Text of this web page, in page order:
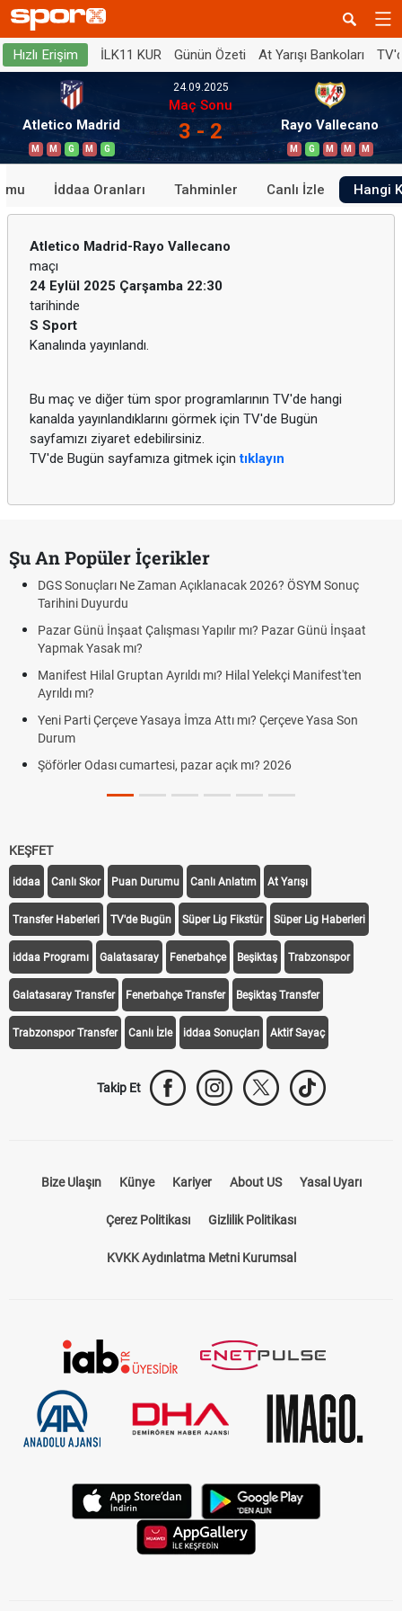
Hızlı Erişim İLK11 KUR Günün Özeti At Yarışı Bankoları
Atletico Madrid
M M G M G
24.09.2025
Maç Sonu
3 - 2 Rayo Vallecano
M G M M M
İddaa Oranları Tahminler Canlı İzle Hangi
Atletico Madrid-Rayo Vallecano
maçı
24 Eylül 2025 Çarşamba 22:30
tarihinde
S Sport
Kanalında yayınlandı.
Bu maç ve diğer tüm spor programlarının TV'de hangi
kanalda yayınlandıklarını görmek için TV'de Bugün
sayfamızı ziyaret edebilirsiniz.
TV'de Bugün sayfamıza gitmek içintıklayın
Şu An Popüler İçerikler
DGS Sonuçları Ne Zaman Açıklanacak 2026? ÖSYM Sonuç
Tarihini Duyurdu
Pazar Günü İnşaat Çalışması Yapılır mı? Pazar Günü İnşaat
Yapmak Yasak mı?
Manifest Hilal Gruptan Ayrıldı mı? Hilal Yelekçi Manifest'ten
Ayrıldı mı?
Yeni Parti Çerçeve Yasaya İmza Attı mı? Çerçeve Yasa Son
Durum
Şöförler Odası cumartesi, pazar açık mı? 2026
KEŞFET
iddaa Canlı Skor Puan Durumu Canlı Anlatım At Yarışı
Transfer Haberleri TV'de Bugün Süper Lig Fikstür Süper Lig Haberleri
iddaa Programı Galatasaray Fenerbahçe Beşiktaş Trabzonspor
Galatasaray Transfer Fenerbahçe Transfer Beşiktaş Transfer
Trabzonspor Transfer Canlı İzle iddaa Sonuçları Aktif Sayaç
Takip Et
Bize Ulaşın Künye Kariyer About US Yasal Uyarı
Çerez Politikası Gizlilik Politikası
KVKK Aydınlatma Metni Kurumsal